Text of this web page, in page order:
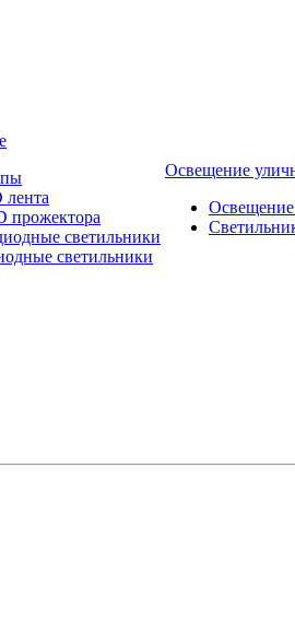
лента
прожектора
светильники
светильники
Освещение
Освещение